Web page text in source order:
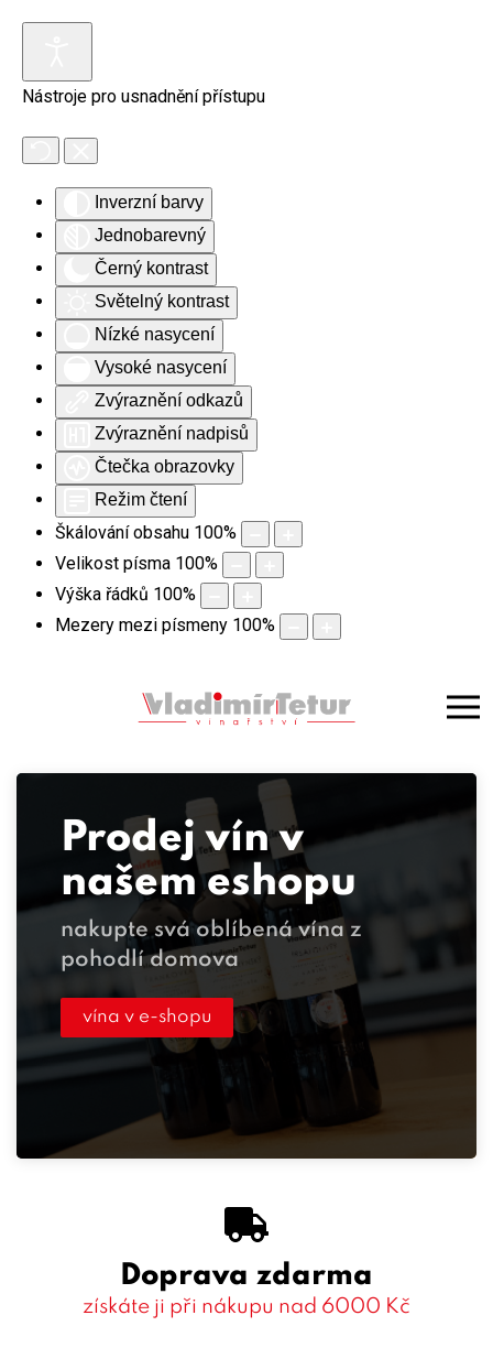
Nástroje pro usnadnění přístupu
Inverzní barvy
Jednobarevný
Černý kontrast
Světelný kontrast
Nízké nasycení
Vysoké nasycení
Zvýraznění odkazů
Zvýraznění nadpisů
Čtečka obrazovky
Režim čtení
Škálování obsahu 100%
Velikost písma 100%
Výška řádků 100%
Mezery mezi písmeny 100%
Prodej vín v
našem eshopu
nakupte svá oblíbená vína z
pohodlí domova
vína v e-shopu
Doprava zdarma
získáte ji při nákupu nad 6000 Kč